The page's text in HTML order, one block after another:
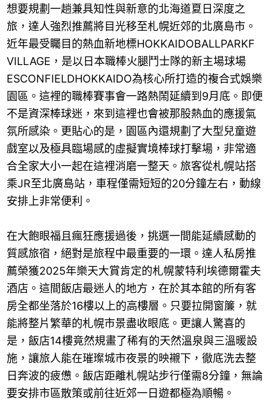
想要規劃一趟兼具知性與新意的北海道夏日深度之
旅，達人強烈推薦將目光移至札幌近郊的北廣島市。
近年最受矚目的熱血新地標HOKKAIDOBALLPARKF
VILLAGE，是以日本職棒火腿鬥士隊的新主場球場
ESCONFIELDHOKKAIDO為核心所打造的複合式娛樂
園區。這裡的職棒賽事會一路熱鬧延續到9月底。即便
不是資深棒球迷，來到這裡也會被那股熱血的應援氣
氛所感染。更貼心的是，園區內還規劃了大型兒童遊
戲室以及極具臨場感的虛擬實境棒球打擊場，非常適
合全家大小一起在這裡消磨一整天。旅客從札幌站搭
乘JR至北廣島站，車程僅需短短的20分鐘左右，動線
安排上非常便利。
在大飽眼福且瘋狂應援過後，挑選一間能延續感動的
質感旅宿，絕對是旅程中最重要的一環。達人私房推
薦榮獲2025年樂天大賞肯定的札幌蒙特利埃德爾霍夫
酒店。這間飯店最迷人的地方，在於其本館的所有客
房全都坐落於16樓以上的高樓層。只要拉開窗簾，就
能將整片繁華的札幌市景盡收眼底。更讓人驚喜的
是，飯店14樓竟然規畫了稀有的天然溫泉與三溫暖設
施，讓旅人能在璀璨城市夜景的映襯下，徹底洗去整
日奔波的疲憊。飯店距離札幌站步行僅需8分鐘，無論
要安排市區散策或前往近郊一日遊都極為順暢。